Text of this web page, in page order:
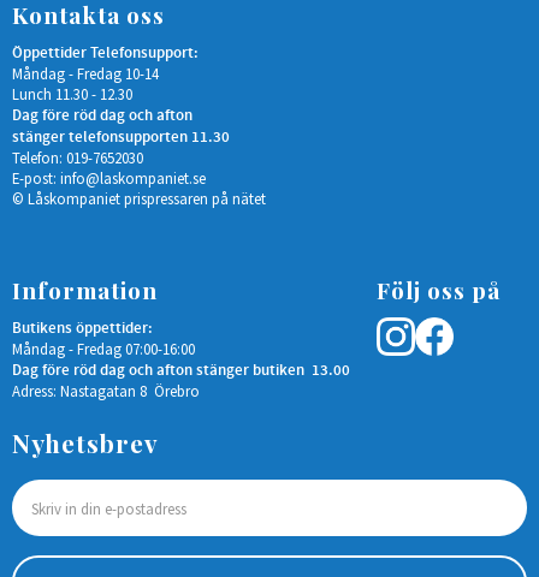
Kontakta oss
Öppettider Telefonsupport:
Måndag - Fredag 10-14
Lunch 11.30 - 12.30
Dag före röd dag och afton
stänger telefonsupporten 11.30
Telefon: 019-7652030
E-post: info@laskompaniet.se
© Låskompaniet prispressaren på nätet
Information
Butikens öppettider:
Måndag - Fredag 07:00-16:00
Dag före röd dag och afton stänger butiken 13.00
Adress: Nastagatan 8 Örebro
Följ oss på
Nyhetsbrev